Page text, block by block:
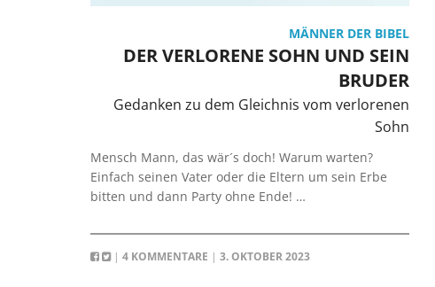
MÄNNER DER BIBEL
DER VERLORENE SOHN UND SEIN
BRUDER
Gedanken zu dem Gleichnis vom verlorenen
Sohn
Mensch Mann, das wär´s doch! Warum warten?
Einfach seinen Vater oder die Eltern um sein Erbe
bitten und dann Party ohne Ende! …
| 4 KOMMENTARE | 3. OKTOBER 2023